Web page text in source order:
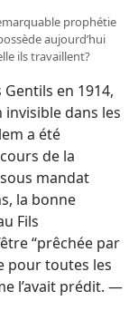
prophétie
aujourd’hui
ils travaillent?
en 1914,
invisible dans les
a été
de la
mandat
la bonne
Fils
“prêchée par
pour toutes les
l’avait prédit. —